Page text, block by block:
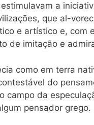
a
que al-
e artístico e, com
de imitação e
como em terra
do
campo da
pensador grego.